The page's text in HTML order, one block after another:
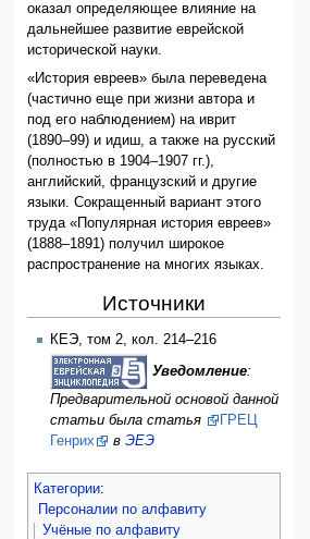
оказал определяющее влияние на
дальнейшее развитие еврейской
исторической науки.
«История евреев» была переведена
(частично еще при жизни автора и
под его наблюдением) на иврит
(1890–99) и идиш, а также на русский
(полностью в 1904–1907 гг.),
английский, французский и другие
языки. Сокращенный вариант этого
труда «Популярная история евреев»
(1888–1891) получил широкое
распространение на многих языках.
Источники
КЕЭ, том 2, кол. 214–216
Уведомление:
Предварительной основой данной
статьи была статья
ГРЕЦ
Генрих
в ЭЕЭ
Категории:
Персоналии по алфавиту
Учёные по алфавиту